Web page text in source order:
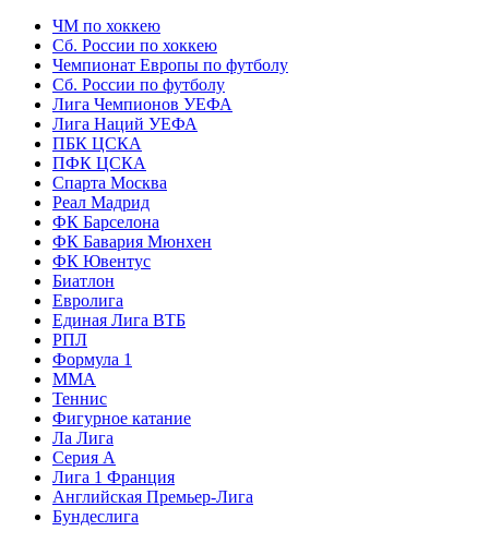
ЧМ по хоккею
Сб. России по хоккею
Чемпионат Европы по футболу
Сб. России по футболу
Лига Чемпионов УЕФА
Лига Наций УЕФА
ПБК ЦСКА
ПФК ЦСКА
Спарта Москва
Реал Мадрид
ФК Барселона
ФК Бавария Мюнхен
ФК Ювентус
Биатлон
Евролига
Единая Лига ВТБ
РПЛ
Формула 1
MMA
Теннис
Фигурное катание
Ла Лига
Серия А
Лига 1 Франция
Английская Премьер-Лига
Бундеслига